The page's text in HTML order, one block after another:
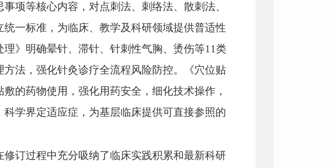
项等核心内容，对点刺法、刺络法、散刺法、
一标准，为临床、教学及科研领域提供普适性
》明确晕针、滞针、针刺性气胸、烫伤等11类
法，强化针灸诊疗全流程风险防控。《穴位贴
的药物使用，强化用药安全，细化技术操作，
学界定适应症，为基层临床提供可直接参照的
修订过程中充分吸纳了临床实践积累和最新科研